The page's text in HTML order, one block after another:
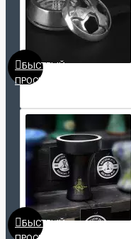
БЫСТРЫЙ
ПРОСМОТР
БЫСТРЫЙ